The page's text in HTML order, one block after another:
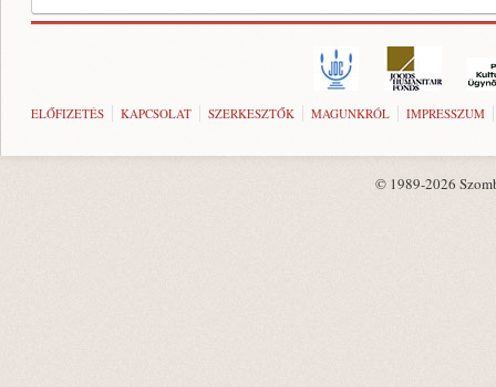
ELŐFIZETÉS KAPCSOLAT SZERKESZTŐK MAGUNKRÓL IMPRESSZUM
© 1989-2026